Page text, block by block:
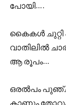
പോയി….
കൈകൾ
വാതിലിൽ
ആ രൂപം…
ഒരൽപം
കാണും